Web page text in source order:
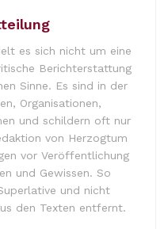
es sich nicht um eine
Berichterstattung
Sinne. Es sind in der
Organisationen,
und schildern oft nur
von Herzogtum
vor Veröffentlichung
und Gewissen. So
und nicht
den Texten entfernt.